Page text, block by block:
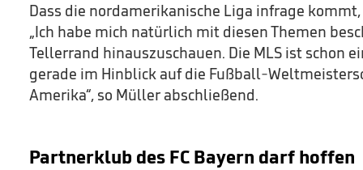
Dass die nordamerikanische Liga infrage
„Ich habe mich natürlich mit diesen Themen
Tellerrand hinauszuschauen. Die MLS ist schon
gerade im Hinblick auf die Fußball-
Amerika“, so Müller abschließend.
Partnerklub des FC Bayern darf hoffen